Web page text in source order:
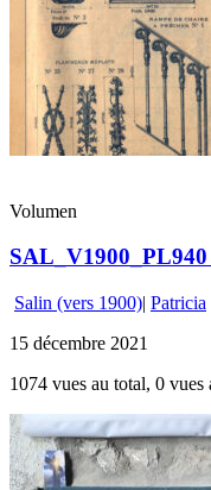
Volumen
Salin (vers 1900)| Patricia
15 décembre 2021
1074 vues au total, 0 vues